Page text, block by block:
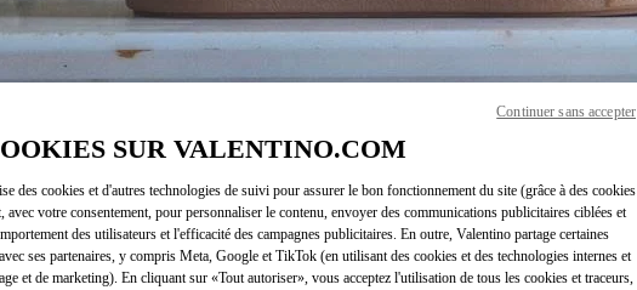
SUR VALENTINO.COM
des cookies et d'autres technologies de suivi pour assurer le bon fonctionnement du site (grâce à des cookies
avec votre consentement, pour personnaliser le contenu, envoyer des communications publicitaires ciblées et
des utilisateurs et l'efficacité des campagnes publicitaires. En outre, Valentino partage certaines
ses partenaires, y compris Meta, Google et TikTok (en utilisant des cookies et des technologies internes et
et de marketing). En cliquant sur «Tout autoriser», vous acceptez l'utilisation de tous les cookies et traceurs,
Continuer sans accepter